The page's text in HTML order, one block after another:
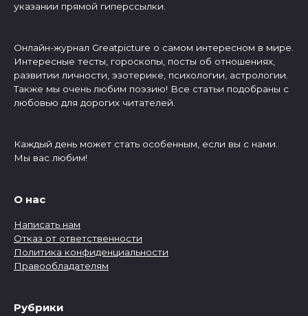
указании прямой гиперссылки.
Онлайн-журнал Greatpicture о самом интересном в мире.
Интересные тесты, гороскопы, посты об отношениях,
развитии личности, эзотерике, психологии, астрологии.
Также мы очень любим поэзию! Все статьи подобраны с
любовью для дорогих читателей.
Каждый день может стать особенным, если вы с нами.
Мы вас любим!
О нас
Написать нам
Отказ от ответственности
Политика конфиденциальности
Правообладателям
Рубрики